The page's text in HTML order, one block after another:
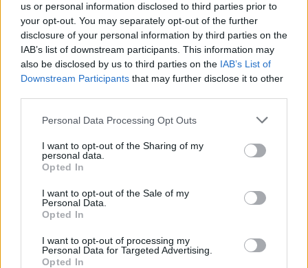
us or personal information disclosed to third parties prior to
your opt-out. You may separately opt-out of the further
disclosure of your personal information by third parties on the
IAB’s list of downstream participants. This information may
also be disclosed by us to third parties on the IAB’s List of
Downstream Participants that may further disclose it to other
Personal Data Processing Opt Outs
I want to opt-out of the Sharing of my
personal data.
Opted In
I want to opt-out of the Sale of my
Personal Data.
Opted In
I want to opt-out of processing my
Personal Data for Targeted Advertising.
Opted In
Info
Tietoa meistä
Lähetä uutisvinkki
Mediatiedot
Yhteistyössä
Kesä!
Tyyliniekka
Päivän Lehti
Lifestyle
Matkailu
Koti & Asuminen
Viihdeuutiset
Pelit